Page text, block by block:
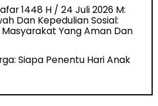
1448 H / 24 Juli 2026 M:
Dan Kepedulian Sosial:
Yang Aman Dan
Siapa Penentu Hari Anak